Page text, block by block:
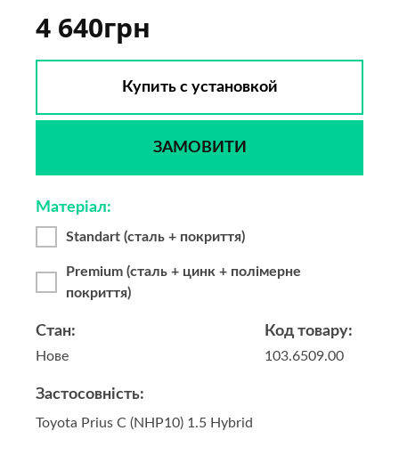
4 640грн
Купить с установкой
ЗАМОВИТИ
Код товару:
103.6509.00
Стан:
Нове
Матеріал:
Standart (сталь + покриття)
Premium (сталь + цинк + полімерне
покриття)
Застосовність:
Toyota Prius C (NHP10) 1.5 Hybrid